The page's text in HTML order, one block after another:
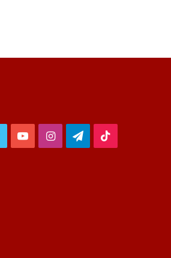
TwitterYouTubeInstagram
Telegram